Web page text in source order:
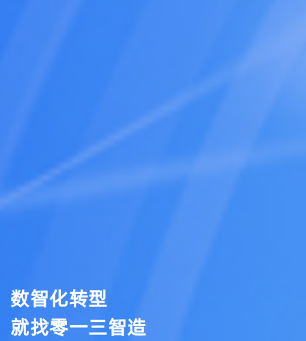
数智化转型
就找零一三智造